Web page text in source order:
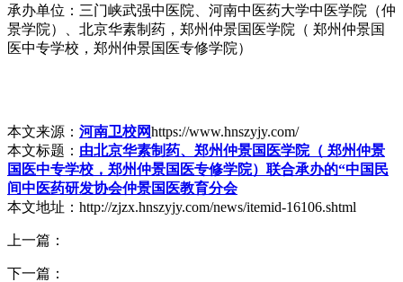
承办单位：三门峡武强中医院、河南中医药大学中医学院（仲
景学院）、北京华素制药，郑州仲景国医学院（ 郑州仲景国
医中专学校，郑州仲景国医专修学院）
本文来源： 河南卫校网https://www.hnszyjy.com/
本文标题： 由北京华素制药、郑州仲景国医学院（ 郑州仲景
国医中专学校，郑州仲景国医专修学院）联合承办的“中国民
间中医药研发协会仲景国医教育分会
本文地址：http://zjzx.hnszyjy.com/news/itemid-16106.shtml
上一篇：
下一篇：